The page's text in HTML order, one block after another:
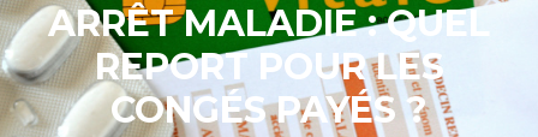
ARRÊT MALADIE : QUEL
REPORT POUR LES
CONGÉS PAYÉS ?